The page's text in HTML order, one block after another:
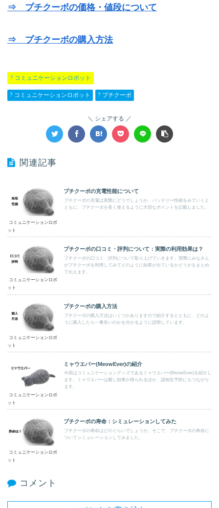
⇒ プチクーボの価格・値段について
⇒ プチクーボの購入方法
コミュニケーションロボット
コミュニケーションロボット プチクーボ
シェアする
関連記事
コミュニケーションロボ
ット
プチクーボの充電性能について
プチクーボの充電は実際にどうでしょうか。バッテリー性能をみていくと
ともに、プチクーボを長く使えるように大切なポイントを記載しました。
コミュニケーションロボ
ット
プチクーボの口コミ・評判について：実際の利用効果は？
プチクーボの口コミ・評判について取り上げていきます。実際にみなさん
がプチクーボを利用してみてどのように効果が出ているかどうかをまとめ
て伝えます。
コミュニケーションロボ
ット
プチクーボの購入方法
ブチクーボの購入方法はいくつかありますので紹介するとともに、どのよ
うに購入したら一番良いのかを分かるように説明しています。
コミュニケーションロボ
ット
ミャウエバー(MeowEver)の紹介
今回はコミュニケーショングッズであるミャウエバー(MeowEver)を紹介し
ます。ミャウエバーは癒し効果が得られるほか、認知症予防にもつながり
ます。
コミュニケーションロボ
ット
プチクーボの寿命：シミュレーションしてみた
プチクーボの寿命はどのぐらいでしょうか。そこで、プチクーボの寿命に
ついてシミュレーションしてみました。
コメント